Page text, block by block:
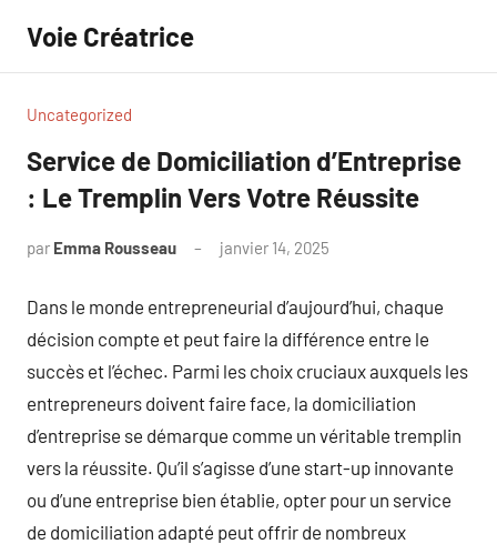
contenu
Voie Créatrice
Uncategorized
Service de Domiciliation d’Entreprise
: Le Tremplin Vers Votre Réussite
par Emma Rousseau janvier 14, 2025
Dans le monde entrepreneurial d’aujourd’hui, chaque
décision compte et peut faire la différence entre le
succès et l’échec. Parmi les choix cruciaux auxquels les
entrepreneurs doivent faire face, la domiciliation
d’entreprise se démarque comme un véritable tremplin
vers la réussite. Qu’il s’agisse d’une start-up innovante
ou d’une entreprise bien établie, opter pour un service
de domiciliation adapté peut offrir de nombreux